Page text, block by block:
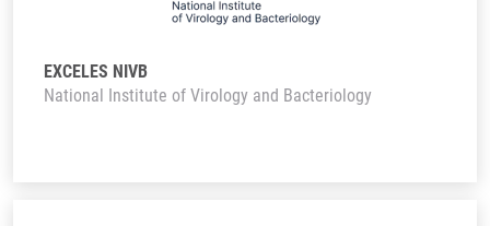
EXCELES NIVB
National Institute of Virology and Bacteriology